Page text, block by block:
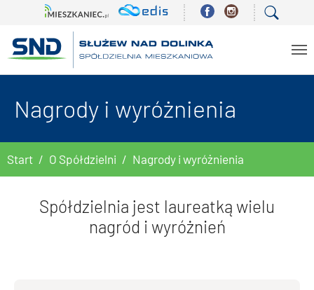
Nagrody i wyróżnienia
Start O Spółdzielni Nagrody i wyróżnienia
Spółdzielnia jest laureatką wielu
nagród i wyróżnień